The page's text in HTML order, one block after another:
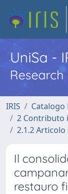
UniSa -
IRIS
Catalogo
2 Contributo
2.1.2 Articolo
Il
restauro